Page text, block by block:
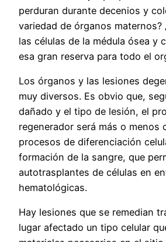
perduran durante decenios y
variedad de órganos maternos?
las células de la médula ósea y
esa gran reserva para todo el
Los órganos y las lesiones
muy diversos. Es obvio que,
dañado y el tipo de lesión, el
regenerador será más o menos
procesos de diferenciación
formación de la sangre, que
autotrasplantes de células en
hematológicas.
Hay lesiones que se remedian
lugar afectado un tipo celular